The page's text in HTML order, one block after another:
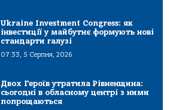
Ukraine Investment Congress: як
інвестиції у майбутнє формують нові
стандарти галузі
07:33, 5 Серпня, 2026
Двох Героїв утратила Рівненщина:
сьогодні в обласному центрі з ними
попрощаються